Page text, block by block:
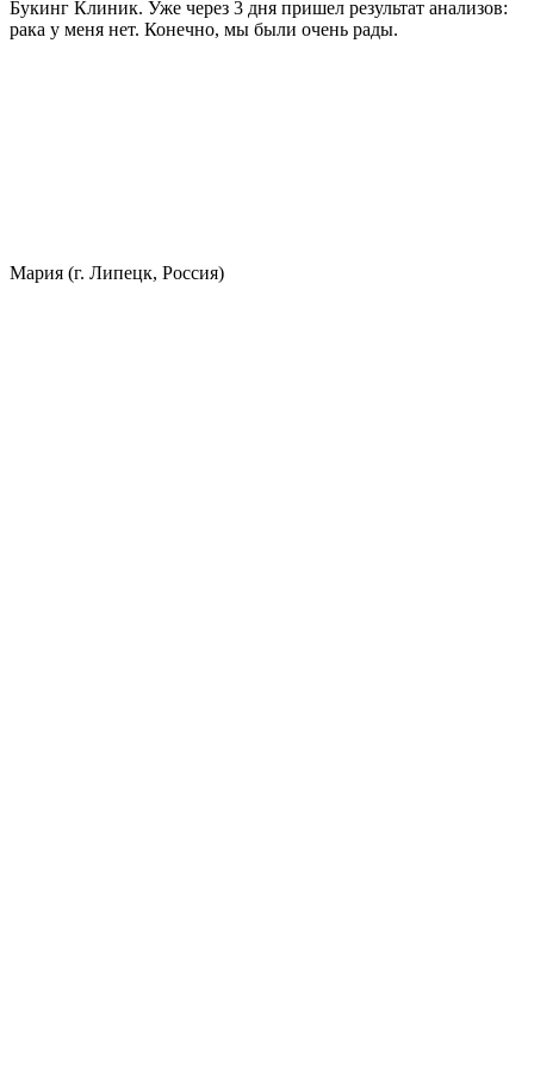
Букинг Клиник. Уже через 3 дня пришел результат анализов:
рака у меня нет. Конечно, мы были очень рады.
Мария (г. Липецк, Россия)